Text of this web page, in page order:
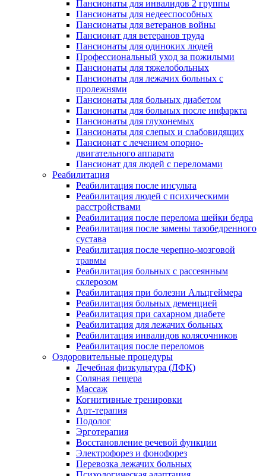
Пансионаты для инвалидов 2 группы
Пансионаты для недееспособных
Пансионаты для ветеранов войны
Пансионат для ветеранов труда
Пансионаты для одиноких людей
Профессиональный уход за пожилыми
Пансионаты для тяжелобольных
Пансионаты для лежачих больных с
пролежнями
Пансионаты для больных диабетом
Пансионаты для больных после инфаркта
Пансионаты для глухонемых
Пансионаты для слепых и слабовидящих
Пансионат с лечением опорно-
двигательного аппарата
Пансионат для людей с переломами
Реабилитация
Реабилитация после инсульта
Реабилитация людей с психическими
расстройствами
Реабилитация после перелома шейки бедра
Реабилитация после замены тазобедренного
сустава
Реабилитация после черепно-мозговой
травмы
Реабилитация больных с рассеянным
склерозом
Реабилитация при болезни Альцгеймера
Реабилитация больных деменцией
Реабилитация при сахарном диабете
Реабилитация для лежачих больных
Реабилитация инвалидов колясочников
Реабилитация после переломов
Оздоровительные процедуры
Лечебная физкультура (ЛФК)
Соляная пещера
Массаж
Когнитивные тренировки
Арт-терапия
Подолог
Эрготерапия
Восстановление речевой функции
Электрофорез и фонофорез
Перевозка лежачих больных